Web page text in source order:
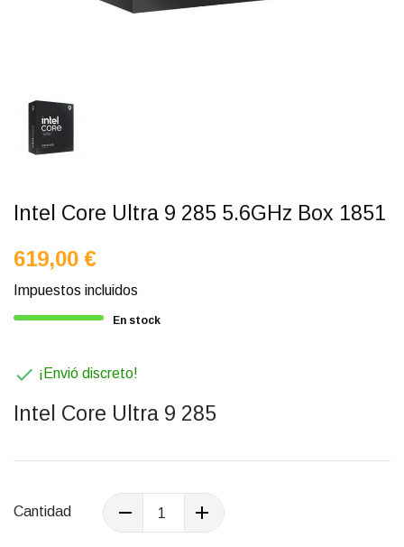
Intel Core Ultra 9 285 5.6GHz Box 1851
619,00 €
Impuestos incluidos
En stock
 ¡Envió discreto!
Intel Core Ultra 9 285
Cantidad